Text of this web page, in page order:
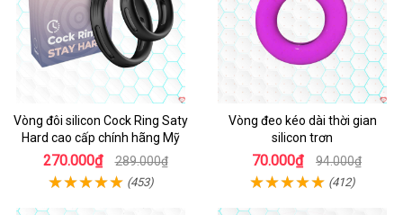
Vòng đôi silicon Cock Ring Saty
Hard cao cấp chính hãng Mỹ
270.000₫ 289.000₫
(453)
Vòng đeo kéo dài thời gian
silicon trơn
70.000₫ 94.000₫
(412)